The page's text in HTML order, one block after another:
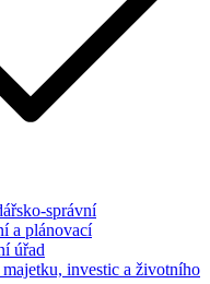
správní
a plánovací
úřad
investic a životního